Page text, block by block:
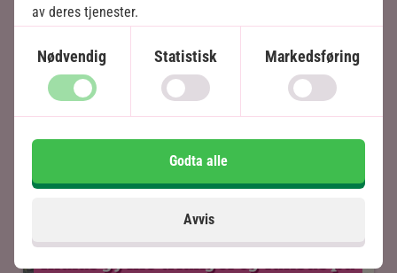
Pris pr.
16.495kr. Les mer
Se kart
av deres tjenester.
Nødvendig Statistisk Markedsføring
Avvis
Godta alle